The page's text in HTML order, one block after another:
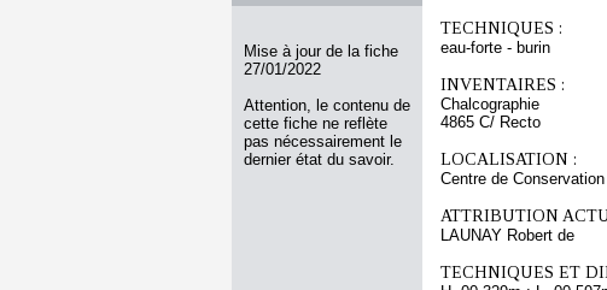
Mise à jour de la fiche
27/01/2022
Attention, le contenu de
cette fiche ne reflète
pas nécessairement le
dernier état du savoir.
TECHNIQUES :
eau-forte - burin
INVENTAIRES :
Chalcographie
4865 C/ Recto
LOCALISATION :
Centre de
ATTRIBUTION
LAUNAY Robert de
TECHNIQUES ET